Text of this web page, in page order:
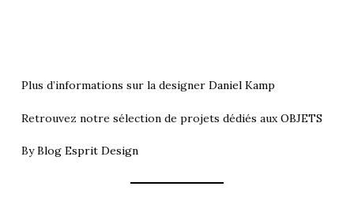
Plus d’informations sur la designer Daniel Kamp
Retrouvez notre sélection de projets dédiés aux OBJETS
ByBlog Esprit Design